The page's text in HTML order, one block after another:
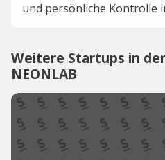
und persönliche Kontrolle
Weitere Startups in
NEONLAB